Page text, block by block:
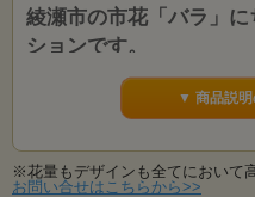
綾瀬市の市花「バラ」
ションです。
ローズガーデンシリー
格！1点物のオリジナル
他にはない唯一無二のデザインがハイ
インテリアとしてドラマチックに暮
▼ 商品説
※花量もデザインも全てにおいて
お問い合せはこちらから>>